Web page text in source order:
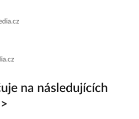
na následujících